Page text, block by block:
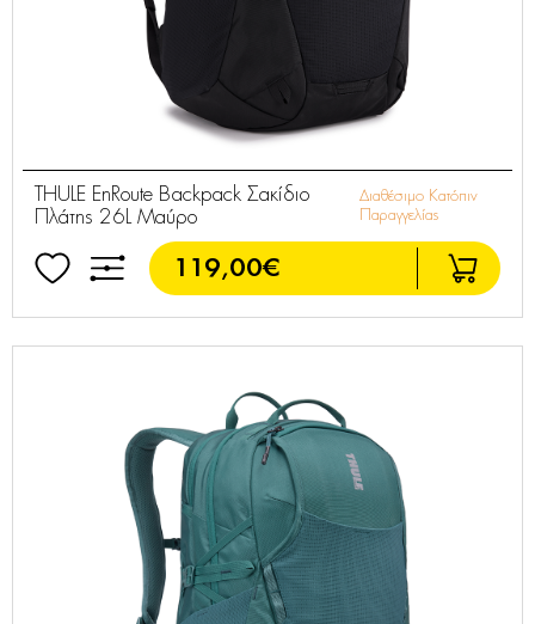
THULE EnRoute Backpack Σακίδιο
Πλάτης 26L Μαύρο
Διαθέσιμο Κατόπιν
Παραγγελίας
119,00€